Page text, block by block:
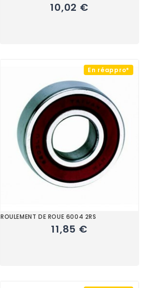
10,02 €
En réappro*
ROULEMENT DE ROUE 6004 2RS
11,85 €